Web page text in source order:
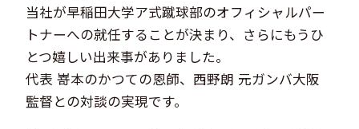
当社が早稲田大学ア式蹴球部のオフィシャルパー
トナーへの就任することが決まり、さらにもうひ
とつ嬉しい出来事がありました。
代表 嵜本のかつての恩師、西野朗 元ガンバ大阪
監督との対談の実現です。